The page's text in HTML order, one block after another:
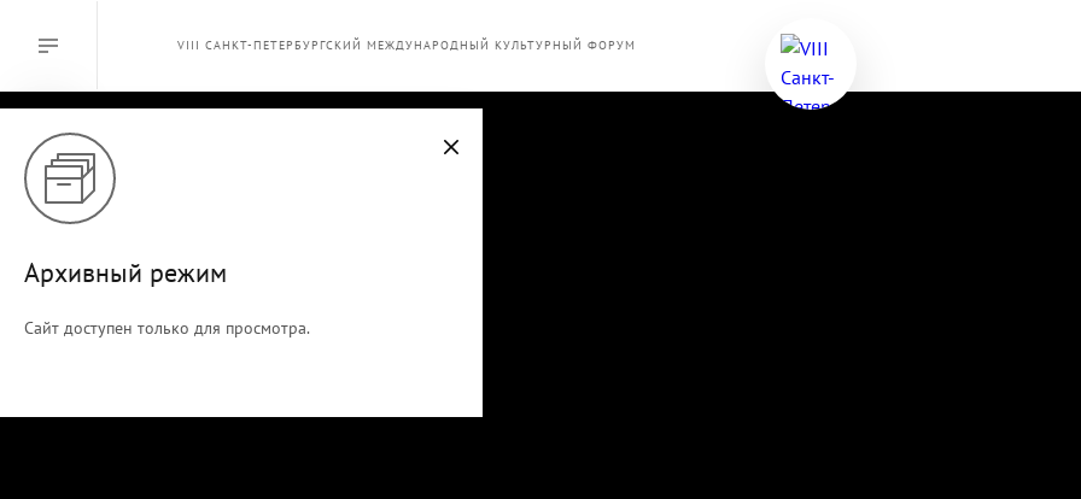
В АРХИВЕ
Архивный режим
Сайт доступен только для просмотра.
VIII САНКТ-ПЕТЕРБУРГСКИЙ МЕЖДУНАРОДНЫЙ КУЛЬТУРНЫЙ ФОРУМ